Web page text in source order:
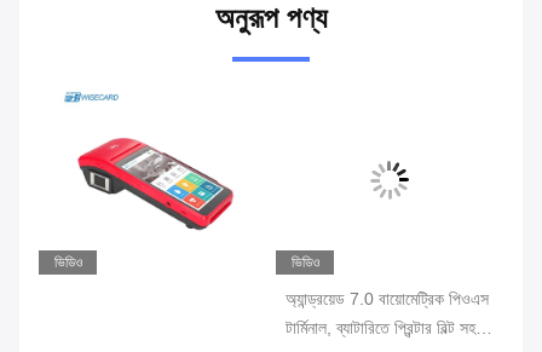
অনুরূপ পণ্য
ভিডিও ভিডিও
অ্যান্ড্রয়েড 7.0 বায়োমেট্রিক পিওএস
টার্মিনাল, ব্যাটারিতে প্রিন্টার বিল্ট সহ